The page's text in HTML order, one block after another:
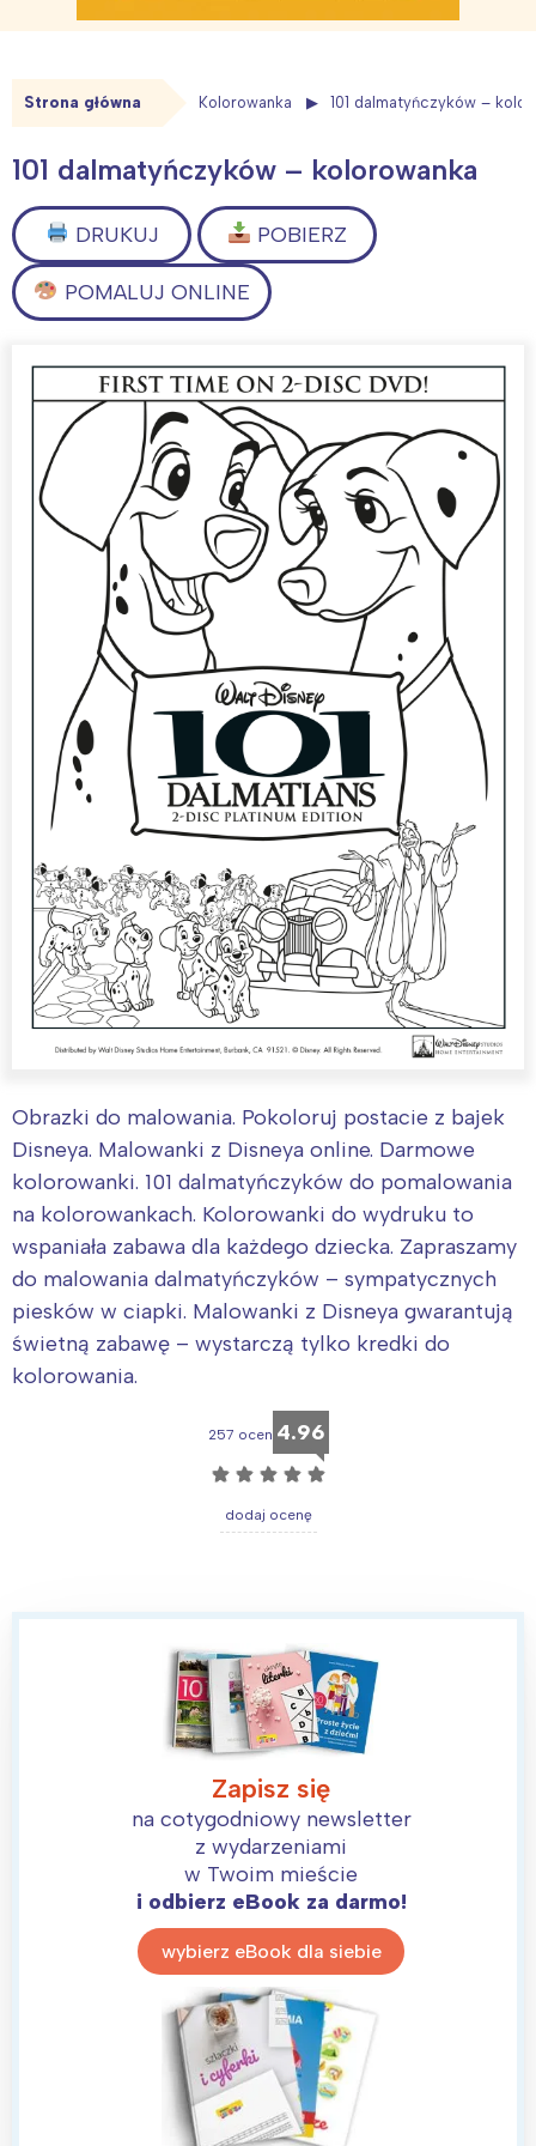
Strona główna Kolorowanka 101 dalmatyńczyków –
101 dalmatyńczyków – kolorowanka
DRUKUJ POBIERZ
POMALUJ ONLINE
Obrazki do malowania. Pokoloruj postacie z bajek
Disneya. Malowanki z Disneya online. Darmowe
kolorowanki. 101 dalmatyńczyków do pomalowania
na kolorowankach. Kolorowanki do wydruku to
wspaniała zabawa dla każdego dziecka. Zapraszamy
do malowania dalmatyńczyków – sympatycznych
piesków w ciapki. Malowanki z Disneya gwarantują
świetną zabawę – wystarczą tylko kredki do
kolorowania.
257 ocen 4.96
☆ ☆ ☆ ☆ ☆
dodaj ocenę
Zapisz się
na cotygodniowy newsletter
z wydarzeniami
w Twoim mieście
i odbierz eBook za darmo!
wybierz eBook dla siebie
Interesują mnie wydarzenia z
tego regionu: